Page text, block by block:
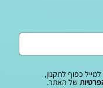
כפוף לתקנון,
של האתר.